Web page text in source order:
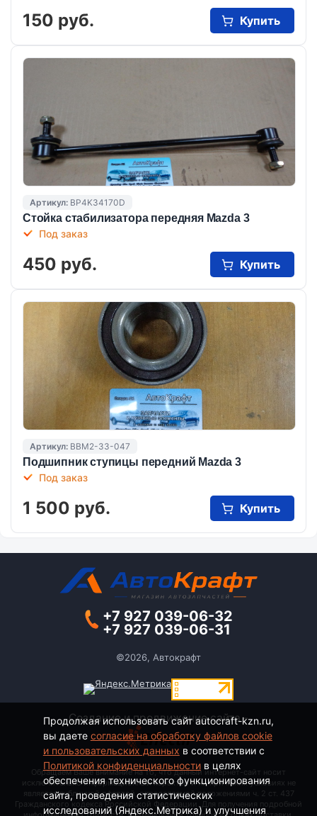
150 руб. Купить
Артикул: BP4K34170D
Стойка стабилизатора передняя Mazda 3
Под заказ
450 руб. Купить
Артикул: BBM2-33-047
Подшипник ступицы передний Mazda 3
Под заказ
1 500 руб. Купить
+7 927 039-06-32
+7 927 039-06-31
©2026, Автокрафт
Создание и продвижение сайта -
Обращаем Ваше внимание на то, что данный интернет-сайт носит
исключительно информационный характер и ни при каких условиях не
является публичной офертой, определяемой положениями ч. 2 ст. 437
Гражданского кодекса Российской Федерации. Для получения подробной
Продолжая использовать сайт autocraft-kzn.ru,
вы даете согласие на обработку файлов cookie
и пользовательских данных в соответствии с
Политикой конфиденциальностив целях
обеспечения технического функционирования
сайта, проведения статистических
исследований (Яндекс.Метрика) и улучшения